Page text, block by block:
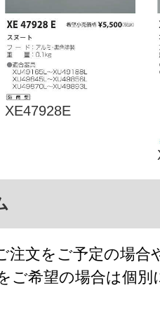
XE47928E
注文をご予定の場合
ご希望の場合は個別